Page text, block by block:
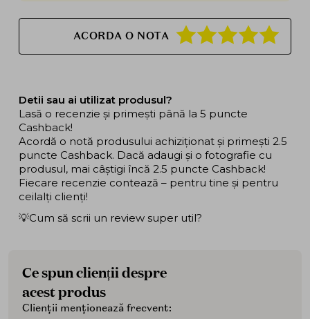
ACORDA O NOTA
Detii sau ai utilizat produsul?
Lasă o recenzie și primești până la 5 puncte
Cashback!
Acordă o notă produsului achiziționat și primești 2.5
puncte Cashback. Dacă adaugi și o fotografie cu
produsul, mai câștigi încă 2.5 puncte Cashback!
Fiecare recenzie contează – pentru tine și pentru
ceilalți clienți!
💡Cum să scrii un review super util?
Ce spun clienții despre
acest produs
Clienții menționează frecvent: